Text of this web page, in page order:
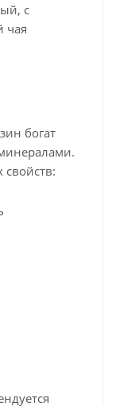
с
чая
богат
свойств: